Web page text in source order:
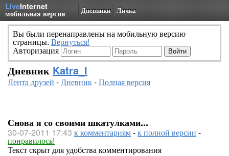
LiveInternet
мобильная версия Дневники Личка
Вы были перенаправлены на мобильную версию
страницы. Вернуться!
Авторизация
Дневник Katra_I
Лента друзей -Дневник-Полная версия
Снова я со своими шкатулками...
30-07-2011 17:43 к комментариям-к полной версии -
понравилось!
Текст скрыт для удобства комментирования